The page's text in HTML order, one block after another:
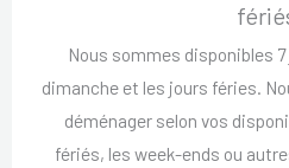
Nous sommes disponibles
dimanche et les jours féries.
déménager selon vos
fériés, les week-ends ou